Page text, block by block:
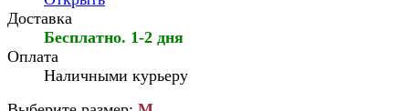
Доставка
Бесплатно. 1-2 дня
Оплата
Наличными курьеру